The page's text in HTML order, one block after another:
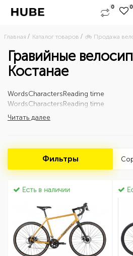
0 0
Главная Каталог товаров 🚲 Продажа
Гравийные
Костанае
WordsCharactersReading time
WordsCharactersReading time
Читать далее
Фильтры
Есть в наличии